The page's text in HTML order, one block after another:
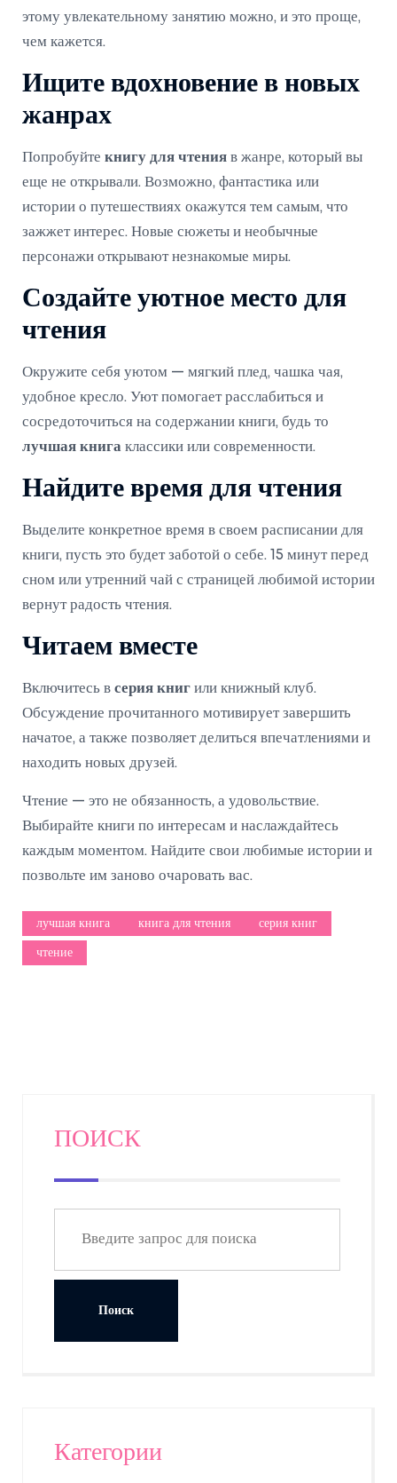
этому увлекательному занятию можно, и это проще,
чем кажется.
Ищите вдохновение в новых
жанрах
Попробуйте книгу для чтения в жанре, который вы
еще не открывали. Возможно, фантастика или
истории о путешествиях окажутся тем самым, что
зажжет интерес. Новые сюжеты и необычные
персонажи открывают незнакомые миры.
Создайте уютное место для
чтения
Окружите себя уютом — мягкий плед, чашка чая,
удобное кресло. Уют помогает расслабиться и
сосредоточиться на содержании книги, будь то
лучшая книга классики или современности.
Найдите время для чтения
Выделите конкретное время в своем расписании для
книги, пусть это будет заботой о себе. 15 минут перед
сном или утренний чай с страницей любимой истории
вернут радость чтения.
Читаем вместе
Включитесь в серия книг или книжный клуб.
Обсуждение прочитанного мотивирует завершить
начатое, а также позволяет делиться впечатлениями и
находить новых друзей.
Чтение — это не обязанность, а удовольствие.
Выбирайте книги по интересам и наслаждайтесь
каждым моментом. Найдите свои любимые истории и
позвольте им заново очаровать вас.
лучшая книга книга для чтения серия книг
чтение
ПОИСК
Категории